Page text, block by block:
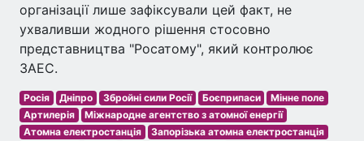
організації лише зафіксували цей факт, не
ухваливши жодного рішення стосовно
представництва "Росатому", який контролює
ЗАЕС.
Росія Дніпро Збройні сили Росії Боєприпаси
Мінне поле
Артилерія
Міжнародне агентство з атомної енергії
Атомна електростанція
Запорізька атомна електростанція